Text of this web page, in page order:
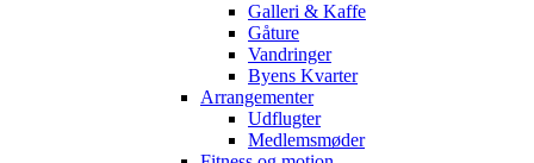
Galleri & Kaffe
Gåture
Vandringer
Byens Kvarter
Arrangementer
Udflugter
Medlemsmøder